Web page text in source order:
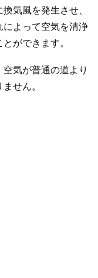
気風を発生させ、
によって空気を清浄
ができます。
気が普通の道より
せん。